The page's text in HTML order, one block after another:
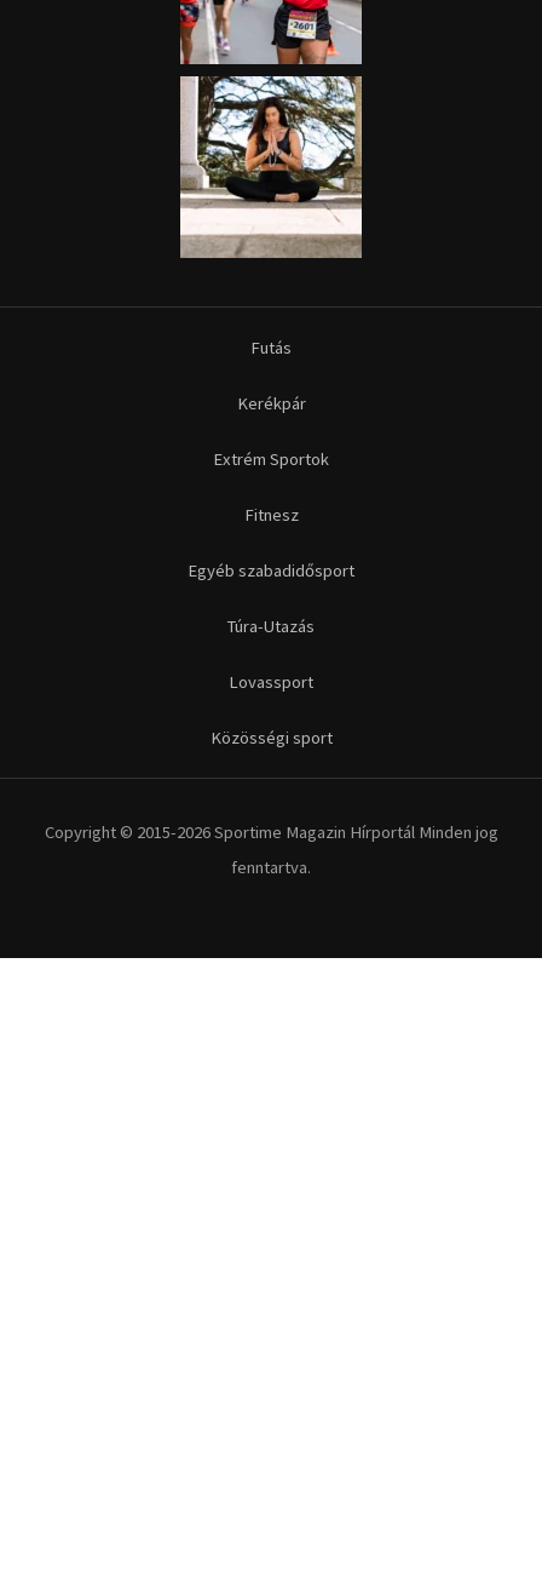
Futás
Kerékpár
Extrém Sportok
Fitnesz
Egyéb szabadidősport
Túra-Utazás
Lovassport
Közösségi sport
Copyright © 2015-2026 Sportime Magazin Hírportál Minden jog
fenntartva.